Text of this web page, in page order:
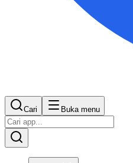
Cari Buka menu